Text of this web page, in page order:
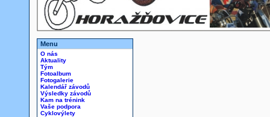
Menu
O nás
Aktuality
Tým
Fotoalbum
Fotogalerie
Kalendář závodů
Výsledky závodů
Kam na trénink
Vaše podpora
Cyklovýlety